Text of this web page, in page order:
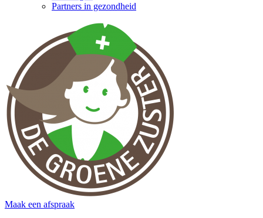
Partners in gezondheid
Maak een afspraak